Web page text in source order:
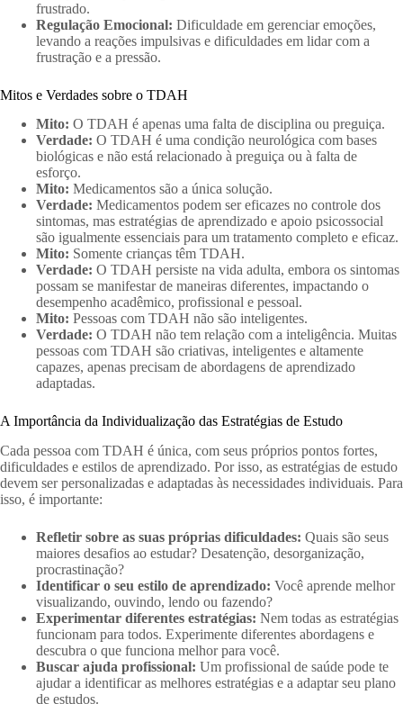
frustrado.
Regulação Emocional: Dificuldade em gerenciar emoções,
levando a reações impulsivas e dificuldades em lidar com a
frustração e a pressão.
Mitos e Verdades sobre o TDAH
Mito: O TDAH é apenas uma falta de disciplina ou preguiça.
Verdade: O TDAH é uma condição neurológica com bases
biológicas e não está relacionado à preguiça ou à falta de
esforço.
Mito: Medicamentos são a única solução.
Verdade: Medicamentos podem ser eficazes no controle dos
sintomas, mas estratégias de aprendizado e apoio psicossocial
são igualmente essenciais para um tratamento completo e eficaz.
Mito: Somente crianças têm TDAH.
Verdade: O TDAH persiste na vida adulta, embora os sintomas
possam se manifestar de maneiras diferentes, impactando o
desempenho acadêmico, profissional e pessoal.
Mito: Pessoas com TDAH não são inteligentes.
Verdade: O TDAH não tem relação com a inteligência. Muitas
pessoas com TDAH são criativas, inteligentes e altamente
capazes, apenas precisam de abordagens de aprendizado
adaptadas.
A Importância da Individualização das Estratégias de Estudo
Cada pessoa com TDAH é única, com seus próprios pontos fortes,
dificuldades e estilos de aprendizado. Por isso, as estratégias de estudo
devem ser personalizadas e adaptadas às necessidades individuais. Para
isso, é importante:
Refletir sobre as suas próprias dificuldades: Quais são seus
maiores desafios ao estudar? Desatenção, desorganização,
procrastinação?
Identificar o seu estilo de aprendizado: Você aprende melhor
visualizando, ouvindo, lendo ou fazendo?
Experimentar diferentes estratégias: Nem todas as estratégias
funcionam para todos. Experimente diferentes abordagens e
descubra o que funciona melhor para você.
Buscar ajuda profissional: Um profissional de saúde pode te
ajudar a identificar as melhores estratégias e a adaptar seu plano
de estudos.